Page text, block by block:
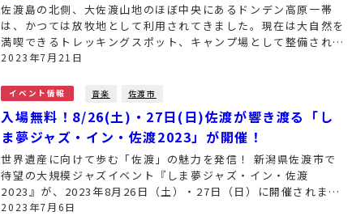
2023年7月21日
佐渡島の北側、大佐渡山地のほぼ中央にあるドンデン高原一帯
は、かつては放牧地として利用されてきました。現在は大自然を
満喫できるトレッキングスポット、キャンプ場として整備され、
多くの人々が足を運びます。 そんな大佐渡山地のほぼ中央にあ
イベント情報 音楽 佐渡市
入場無料！8/26(土)・27日(日)佐渡が響き渡る「し
ま夢ジャズ・イン・佐渡2023」が開催！
2023年7月6日
世界遺産に向けて歩む「佐渡」の魅力を発信！ 新潟県佐渡市で
待望の大規模ジャズイベント『しま夢ジャズ・イン・佐渡
2023』が、2023年8月26日（土）・27日（日）に開催されま
す。 『しま夢ジャズ・イン・佐渡2023』では、国内外で活躍す